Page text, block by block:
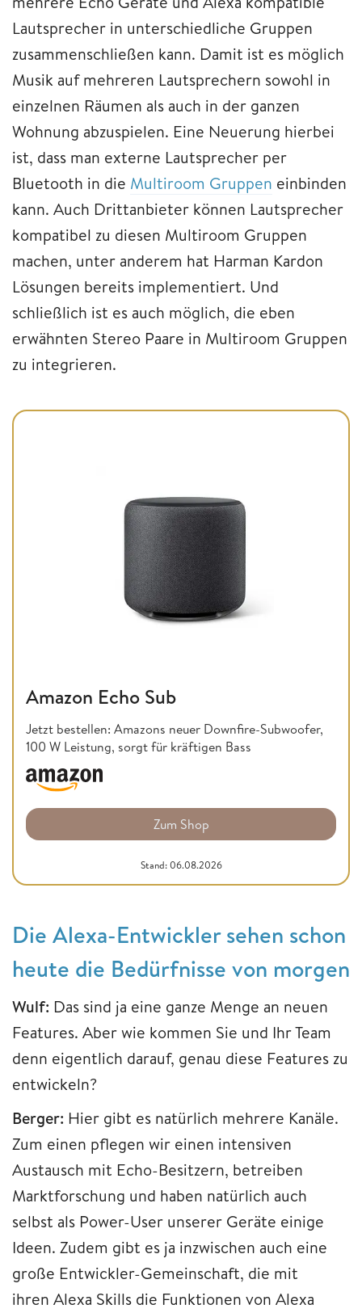
Lautsprecher in unterschiedliche Gruppen
zusammenschließen kann. Damit ist es möglich
Musik auf mehreren Lautsprechern sowohl in
einzelnen Räumen als auch in der ganzen
Wohnung abzuspielen. Eine Neuerung hierbei
ist, dass man externe Lautsprecher per
Bluetooth in die Multiroom Gruppen einbinden
kann. Auch Drittanbieter können Lautsprecher
kompatibel zu diesen Multiroom Gruppen
machen, unter anderem hat Harman Kardon
Lösungen bereits implementiert. Und
schließlich ist es auch möglich, die eben
erwähnten Stereo Paare in Multiroom Gruppen
zu integrieren.
Amazon Echo Sub
Jetzt bestellen: Amazons neuer Downfire-Subwoofer,
100 W Leistung, sorgt für kräftigen Bass
Zum Shop
Stand: 06.08.2026
Die Alexa-Entwickler sehen schon
heute die Bedürfnisse von morgen
Wulf: Das sind ja eine ganze Menge an neuen
Features. Aber wie kommen Sie und Ihr Team
denn eigentlich darauf, genau diese Features zu
entwickeln?
Berger: Hier gibt es natürlich mehrere Kanäle.
Zum einen pflegen wir einen intensiven
Austausch mit Echo-Besitzern, betreiben
Marktforschung und haben natürlich auch
selbst als Power-User unserer Geräte einige
Ideen. Zudem gibt es ja inzwischen auch eine
große Entwickler-Gemeinschaft, die mit
ihren Alexa Skills die Funktionen von Alexa